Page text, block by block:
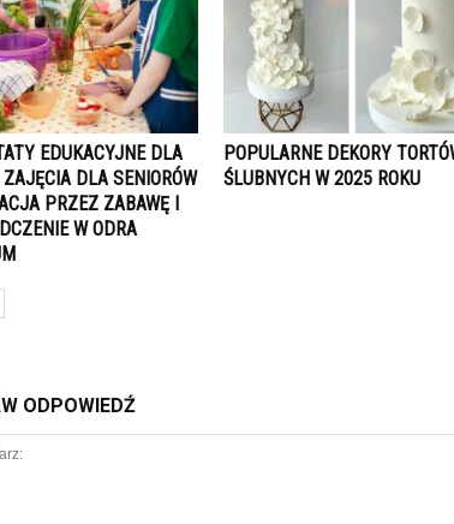
EDUKACYJNE DLA
DLA SENIORÓW
PRZEZ ZABAWĘ I
W ODRA
POPULARNE DEKORY
ŚLUBNYCH W 2025 ROKU
ODPOWIEDŹ